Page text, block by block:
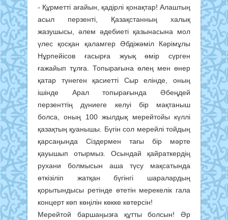
- Құрметті ағайын, қадірлі қонақтар! Алаштың
асыл перзенті, Қазақстанның халық
жазушысы, әлем әдебиеті қазынасына мол
үлес қосқан қаламгер Әбдіжәміл Кәрімұлы
Нұрпейісов ғасырға жуық өмір сүрген
ғажайып тұлға. Топырағына өлең мен өнер
қатар түнеген қасиетті Сыр елінде, оның
ішінде Арал топырағында Әбеңдей
перзенттің дүниеге келуі бір мақтаныш
болса, оның 100 жылдық мерейтойы күллі
қазақтың қуанышы. Бүгін сол мерейлі тойдың
қарсаңында Сіздермен тағы бір мәрте
қауышып отырмыз. Осындай қайраткердің
рухани болмысын аша түсу мақсатында
өткізіліп жатқан бүгінгі шаралардың
қорытындысы ретінде өтетін мерекелік гала
концерт көп көңілін көкке көтерсін!
Мерейтой баршаңызға құтты болсын! Әр